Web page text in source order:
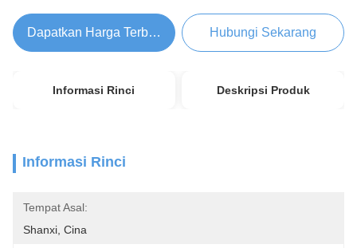
Dapatkan Harga Terbaik Hubungi Sekarang
Informasi Rinci Deskripsi Produk
Informasi Rinci
Tempat Asal:
Shanxi, Cina